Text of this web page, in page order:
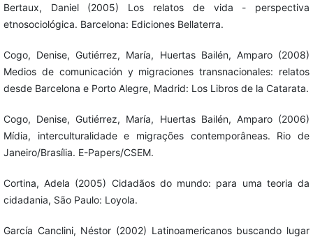
Bertaux, Daniel (2005) Los relatos de vida - perspectiva
etnosociológica. Barcelona: Ediciones Bellaterra.
Cogo, Denise, Gutiérrez, María, Huertas Bailén, Amparo (2008)
Medios de comunicación y migraciones transnacionales: relatos
desde Barcelona e Porto Alegre, Madrid: Los Libros de la Catarata.
Cogo, Denise, Gutiérrez, María, Huertas Bailén, Amparo (2006)
Mídia, interculturalidade e migrações contemporâneas. Rio de
Janeiro/Brasília. E-Papers/CSEM.
Cortina, Adela (2005) Cidadãos do mundo: para uma teoria da
cidadania, São Paulo: Loyola.
García Canclini, Néstor (2002) Latinoamericanos buscando lugar